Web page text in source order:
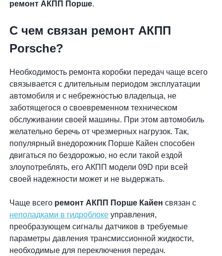
ремонт АКПП Порше.
С чем связан ремонт АКПП
Porsche?
Необходимость ремонта коробки передач чаще всего
связывается с длительным периодом эксплуатации
автомобиля и с небрежностью владельца, не
заботящегося о своевременном техническом
обслуживании своей машины. При этом автомобиль
желательно беречь от чрезмерных нагрузок. Так,
популярный внедорожник Порше Кайен способен
двигаться по бездорожью, но если такой ездой
злоупотреблять, его АКПП модели 09D при всей
своей надежности может и не выдержать.
Чаще всего ремонт АКПП Порше Кайен связан с
неполадками в гидроблоке управления,
преобразующем сигналы датчиков в требуемые
параметры давления трансмиссионной жидкости,
необходимые для переключения передач.